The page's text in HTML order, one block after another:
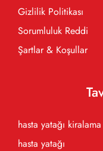
Gizlilik Politikası
Sorumluluk Reddi
Şartlar & Koşullar
hasta yatağı kiralama
hasta yatağı